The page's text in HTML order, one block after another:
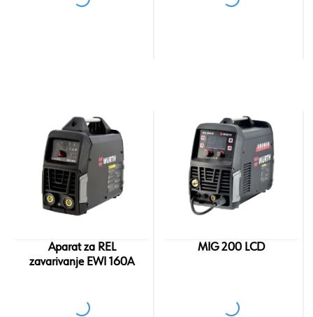
Aparat za REL
zavarivanje EWI 160A
MIG 200 LCD